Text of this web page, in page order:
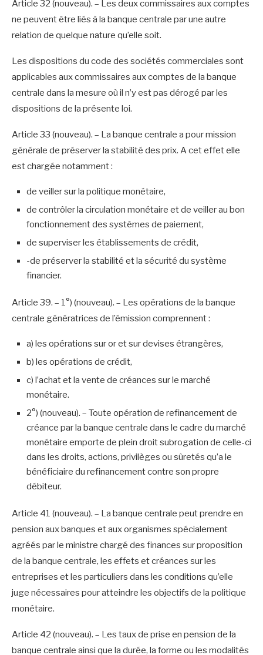
Article 32 (nouveau). – Les deux commissaires aux comptes
ne peuvent être liés à la banque centrale par une autre
relation de quelque nature qu’elle soit.
Les dispositions du code des sociétés commerciales sont
applicables aux commissaires aux comptes de la banque
centrale dans la mesure où il n’y est pas dérogé par les
dispositions de la présente loi.
Article 33 (nouveau). – La banque centrale a pour mission
générale de préserver la stabilité des prix. A cet effet elle
est chargée notamment :
de veiller sur la politique monétaire,
de contrôler la circulation monétaire et de veiller au bon
fonctionnement des systèmes de paiement,
de superviser les établissements de crédit,
-de préserver la stabilité et la sécurité du système
financier.
Article 39. – 1°) (nouveau). – Les opérations de la banque
centrale génératrices de l’émission comprennent :
a) les opérations sur or et sur devises étrangères,
b) les opérations de crédit,
c) l’achat et la vente de créances sur le marché
monétaire.
2°) (nouveau). – Toute opération de refinancement de
créance par la banque centrale dans le cadre du marché
monétaire emporte de plein droit subrogation de celle-ci
dans les droits, actions, privilèges ou sûretés qu’a le
bénéficiaire du refinancement contre son propre
débiteur.
Article 41 (nouveau). – La banque centrale peut prendre en
pension aux banques et aux organismes spécialement
agréés par le ministre chargé des finances sur proposition
de la banque centrale, les effets et créances sur les
entreprises et les particuliers dans les conditions qu’elle
juge nécessaires pour atteindre les objectifs de la politique
monétaire.
Article 42 (nouveau). – Les taux de prise en pension de la
banque centrale ainsi que la durée, la forme ou les modalités